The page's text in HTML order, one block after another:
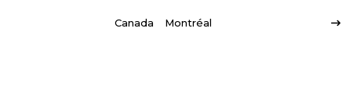
Canada Montréal